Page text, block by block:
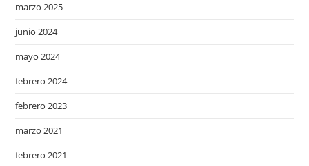
marzo 2025
junio 2024
mayo 2024
febrero 2024
febrero 2023
marzo 2021
febrero 2021